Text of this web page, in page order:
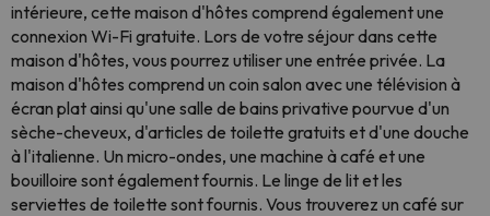
intérieure, cette maison d'hôtes comprend également une
connexion Wi-Fi gratuite. Lors de votre séjour dans cette
maison d'hôtes, vous pourrez utiliser une entrée privée. La
maison d'hôtes comprend un coin salon avec une télévision à
écran plat ainsi qu'une salle de bains privative pourvue d'un
sèche-cheveux, d'articles de toilette gratuits et d'une douche
à l'italienne. Un micro-ondes, une machine à café et une
bouilloire sont également fournis. Le linge de lit et les
serviettes de toilette sont fournis. Vous trouverez un café sur